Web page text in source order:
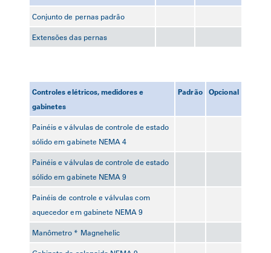
Conjunto de pernas padrão
Extensões das pernas
Controles elétricos, medidores e
gabinetes
Padrão Opcional
Painéis e válvulas de controle de estado
sólido em gabinete NEMA 4
Painéis e válvulas de controle de estado
sólido em gabinete NEMA 9
Painéis de controle e válvulas com
aquecedor em gabinete NEMA 9
Manômetro * Magnehelic